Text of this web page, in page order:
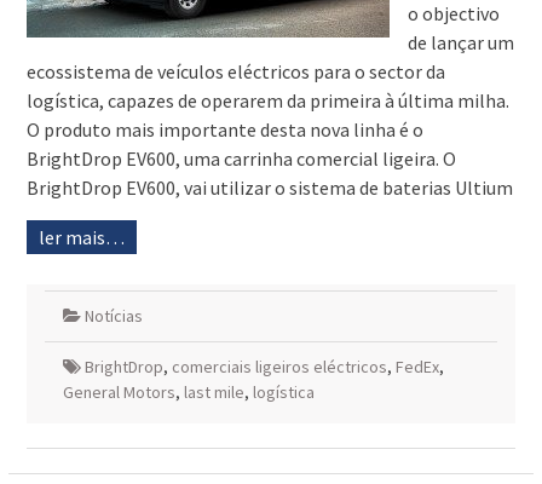
o objectivo
de lançar um
ecossistema de veículos eléctricos para o sector da
logística, capazes de operarem da primeira à última milha.
O produto mais importante desta nova linha é o
BrightDrop EV600, uma carrinha comercial ligeira. O
BrightDrop EV600, vai utilizar o sistema de baterias Ultium
ler mais…
Notícias
BrightDrop, comerciais ligeiros eléctricos, FedEx,
General Motors, last mile, logística